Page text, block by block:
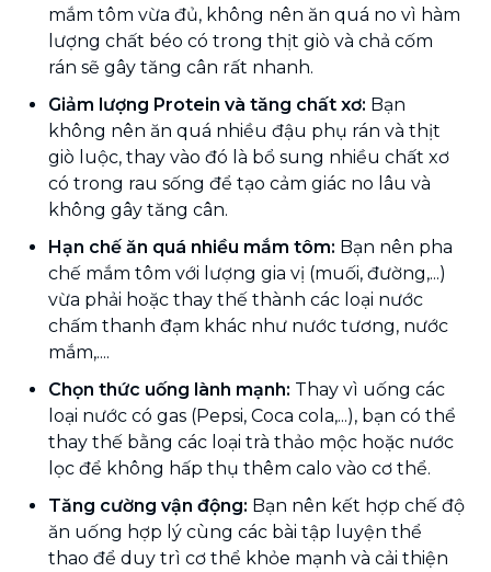
mắm tôm vừa đủ, không nên ăn quá no vì hàm
lượng chất béo có trong thịt giò và chả cốm
rán sẽ gây tăng cân rất nhanh.
Giảm lượng Protein và tăng chất xơ: Bạn
không nên ăn quá nhiều đậu phụ rán và thịt
giò luộc, thay vào đó là bổ sung nhiều chất xơ
có trong rau sống để tạo cảm giác no lâu và
không gây tăng cân.
Hạn chế ăn quá nhiều mắm tôm: Bạn nên pha
chế mắm tôm với lượng gia vị (muối, đường,...)
vừa phải hoặc thay thế thành các loại nước
chấm thanh đạm khác như nước tương, nước
mắm,....
Chọn thức uống lành mạnh: Thay vì uống các
loại nước có gas (Pepsi, Coca cola,...), bạn có thể
thay thế bằng các loại trà thảo mộc hoặc nước
lọc để không hấp thụ thêm calo vào cơ thể.
Tăng cường vận động: Bạn nên kết hợp chế độ
ăn uống hợp lý cùng các bài tập luyện thể
thao để duy trì cơ thể khỏe mạnh và cải thiện